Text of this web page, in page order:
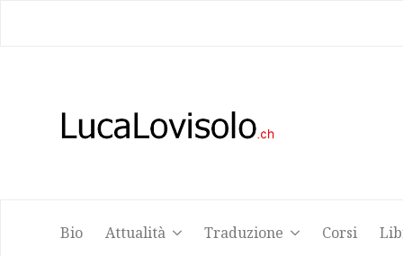
Bio Attualità Traduzione Corsi